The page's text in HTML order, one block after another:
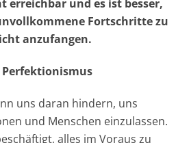
erreichbar und es ist besser,
Fortschritte zu
anzufangen.
uns daran hindern, uns
und Menschen einzulassen.
alles im Voraus zu